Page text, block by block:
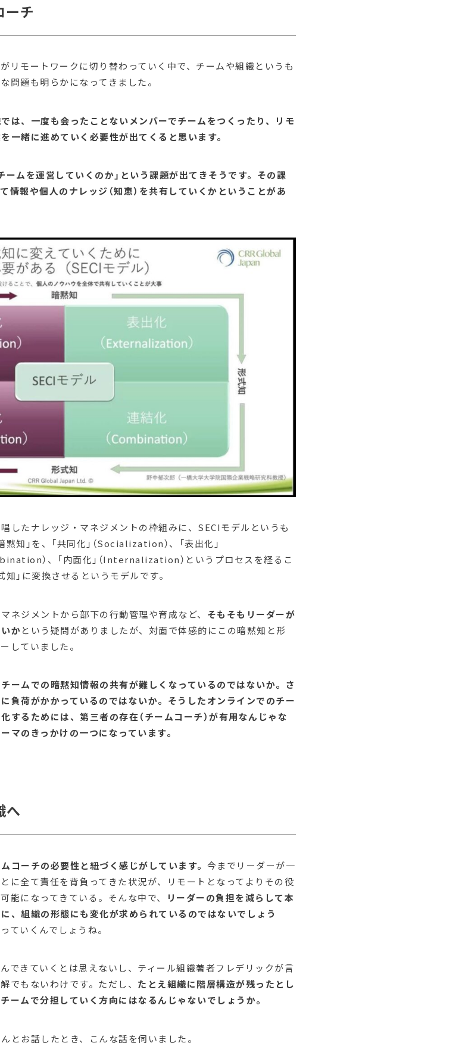
ーチ
リモートワークに切り替わっていく中で、チームや組織というも
問題も明らかになってきました。
は、一度も会ったことないメンバーでチームをつくったり、リモ
一緒に進めていく必要性が出てくると思います。
ームを運営していくのか」という課題が出てきそうです。その課
情報や個人のナレッジ（知恵）を共有していくかということがあ
したナレッジ・マネジメントの枠組みに、SECIモデルというも
知」を、「共同化」（Socialization）、「表出化」
）、「内面化」（Internalization）というプロセスを経るこ
」に変換させるというモデルです。
ネジメントから部下の行動管理や育成など、 そもそもリーダーが
かという疑問がありましたが、対面で体感的にこの暗黙知と形
していました。
ームでの暗黙知情報の共有が難しくなっているのではないか。さ
負荷がかかっているのではないか。そうしたオンラインでのチー
するためには、第三者の存在（チームコーチ）が有用なんじゃな
マのきっかけの一つになっています。
へ
コーチの必要性と紐づく感じがしています。 今までリーダーが一
に全て責任を背負ってきた状況が、リモートとなってよりその役
能になってきている。そんな中で、
リーダーの負担を減らして本
、組織の形態にも変化が求められているのではないでしょう
ていくんでしょうね。
できていくとは思えないし、ティール組織著者フレデリックが言
でもないわけです。ただし、 たとえ組織に階層構造が残ったとし
ームで分担していく方向にはなるんじゃないでしょうか。
とお話したとき、こんな話を伺いました。